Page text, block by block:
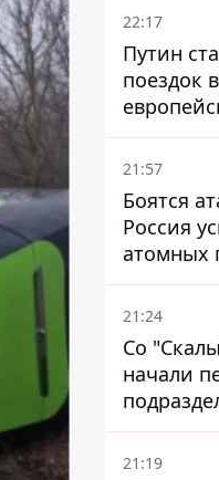
22:17
Путин
поездок
куда
дроны
21:57
Боятся
Россия
атомных
км от
21:24
Со
начали
21:19